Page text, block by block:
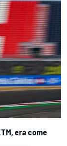
era come